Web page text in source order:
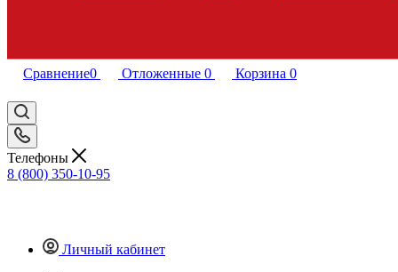
Сравнение0 Отложенные 0 Корзина 0
Телефоны
8 (800) 350-10-95
Личный кабинет